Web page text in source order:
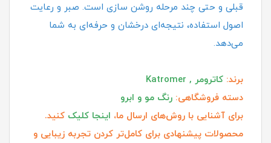
قبلی و حتی چند مرحله روشن‌ سازی است. صبر و رعایت
اصول استفاده، نتیجه‌ای درخشان و حرفه‌ای به شما
می‌دهد.
برند: کاترومر , Katromer
دسته فروشگاهی: رنگ مو و ابرو
برای آشنایی با روش‌های ارسال ما، اینجا کلیک کنید.
محصولات پیشنهادی برای کامل‌تر کردن تجربه زیبایی و